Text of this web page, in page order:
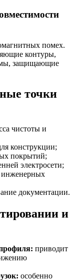
помех.
контуры,
защищающие
точки
чистоты и
конструкции;
покрытий;
электросети;
инженерных
документации.
и
приводит
особенно